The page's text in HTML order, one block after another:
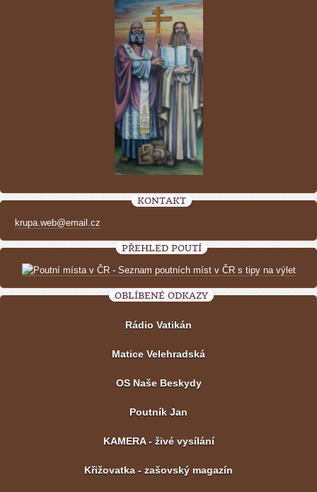
KONTAKT
krupa.web@email.cz
PŘEHLED POUTÍ
OBLÍBENÉ ODKAZY
Rádio Vatikán
Matice Velehradská
OS Naše Beskydy
Poutník Jan
KAMERA - živé vysílání
Křižovatka - zašovský magazín